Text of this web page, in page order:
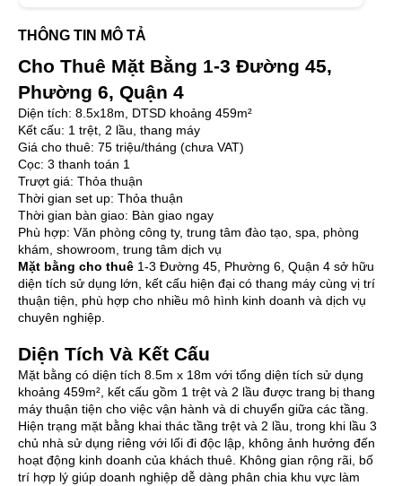
THÔNG TIN MÔ TẢ
Cho Thuê Mặt Bằng 1-3 Đường 45,
Phường 6, Quận 4
Diện tích: 8.5x18m, DTSD khoảng 459m²
Kết cấu: 1 trệt, 2 lầu, thang máy
Giá cho thuê: 75 triệu/tháng (chưa VAT)
Cọc: 3 thanh toán 1
Trượt giá: Thỏa thuận
Thời gian set up: Thỏa thuận
Thời gian bàn giao: Bàn giao ngay
Phù hợp: Văn phòng công ty, trung tâm đào tạo, spa, phòng
khám, showroom, trung tâm dịch vụ
Mặt bằng cho thuê 1-3 Đường 45, Phường 6, Quận 4 sở hữu
diện tích sử dụng lớn, kết cấu hiện đại có thang máy cùng vị trí
thuận tiện, phù hợp cho nhiều mô hình kinh doanh và dịch vụ
chuyên nghiệp.
Diện Tích Và Kết Cấu
Mặt bằng có diện tích 8.5m x 18m với tổng diện tích sử dụng
khoảng 459m², kết cấu gồm 1 trệt và 2 lầu được trang bị thang
máy thuận tiện cho việc vận hành và di chuyển giữa các tầng.
Hiện trạng mặt bằng khai thác tầng trệt và 2 lầu, trong khi lầu 3
chủ nhà sử dụng riêng với lối đi độc lập, không ảnh hưởng đến
hoạt động kinh doanh của khách thuê. Không gian rộng rãi, bố
trí hợp lý giúp doanh nghiệp dễ dàng phân chia khu vực làm